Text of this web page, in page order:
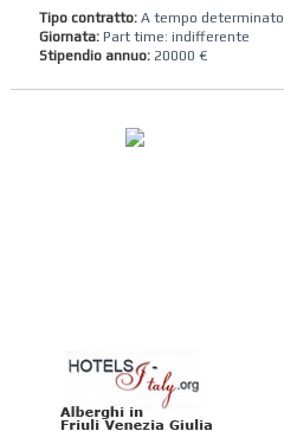
Tipo contratto:A tempo determinato
Giornata: Part time: indifferente
Stipendio annuo: 20000 €